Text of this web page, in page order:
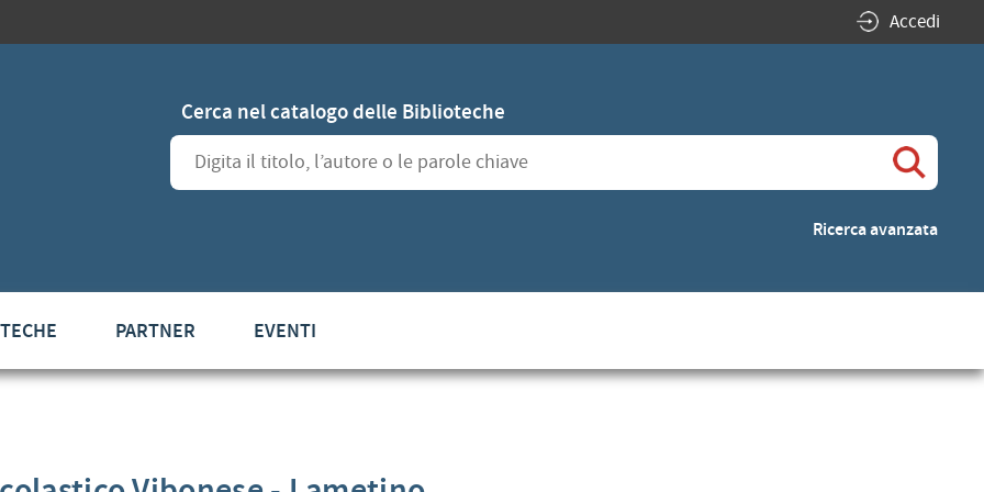
Accedi
Cerca nel catalogo delle Biblioteche
Cerca su "Cerca nel catalogo delle Biblioteche"
Ricerca avanzata
PARTNER EVENTI